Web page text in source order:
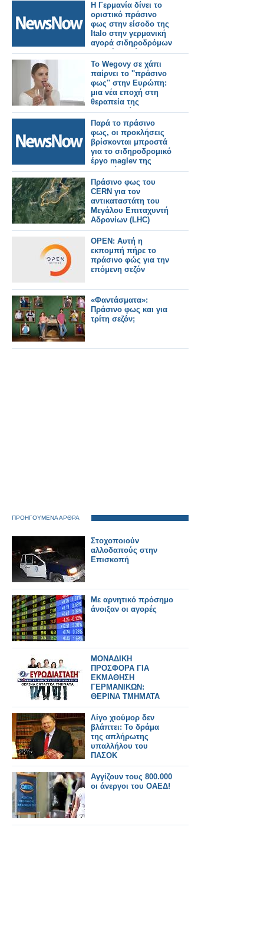
Η Γερμανία δίνει το
οριστικό πράσινο
φως στην είσοδο της
Italo στην γερμανική
αγορά σιδηροδρόμων
υψηλής ταχύτητας.
Το Wegovy σε χάπι
παίρνει το ''πράσινο
φως'' στην Ευρώπη:
μια νέα εποχή στη
θεραπεία της
παχυσαρκίας
Παρά το πράσινο
φως, οι προκλήσεις
βρίσκονται μπροστά
για το σιδηροδρομικό
έργο maglev της
Ιαπωνίας.
Πράσινο φως του
CERN για τον
αντικαταστάτη του
Μεγάλου Επιταχυντή
Αδρονίων (LHC)
OPEN: Αυτή η
εκπομπή πήρε το
πράσινο φώς για την
επόμενη σεζόν
«Φαντάσματα»:
Πράσινο φως και για
τρίτη σεζόν;
ΠΡΟΗΓΟΥΜΕΝΑ ΑΡΘΡΑ
Στοχοποιούν
αλλοδαπούς στην
Επισκοπή
Με αρνητικό πρόσημο
άνοιξαν οι αγορές
ΜΟΝΑΔΙΚΗ
ΠΡΟΣΦΟΡΑ ΓΙΑ
ΕΚΜΑΘΗΣΗ
ΓΕΡΜΑΝΙΚΩΝ:
ΘΕΡΙΝΑ ΤΜΗΜΑΤΑ
ΓΕΡΜΑΝΙΚΩΝ ΓΙΑ
ΕΝΗΛΙΚΕΣ ΜΕ
ΕΚΠΤΩΣΗ 45%!
Λίγο χιούμορ δεν
βλάπτει: Το δράμα
της απλήρωτης
υπαλλήλου του
ΠΑΣΟΚ
Αγγίζουν τους 800.000
οι άνεργοι του ΟΑΕΔ!